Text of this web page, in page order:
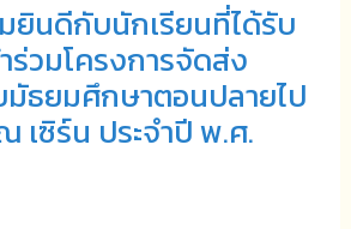
ยินดีกับนักเรียนที่ได้รับ
ร่วมโครงการจัดส่ง
มัธยมศึกษาตอนปลายไป
เซิร์น ประจำปี พ.ศ.